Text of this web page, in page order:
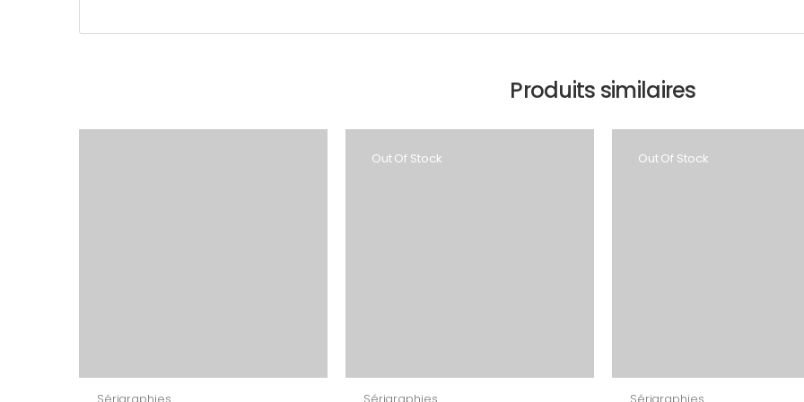
Produits similaires
Sérigraphies
Out Of Stock
Sérigraphies
Out Of Stock
Sérigraphies